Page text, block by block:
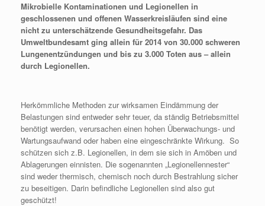
Mikrobielle Kontaminationen und Legionellen in
geschlossenen und offenen Wasserkreisläufen sind eine
nicht zu unterschätzende Gesundheitsgefahr. Das
Umweltbundesamt ging allein für 2014 von 30.000 schweren
Lungenentzündungen und bis zu 3.000 Toten aus – allein
durch Legionellen.
Herkömmliche Methoden zur wirksamen Eindämmung der
Belastungen sind entweder sehr teuer, da ständig Betriebsmittel
benötigt werden, verursachen einen hohen Überwachungs- und
Wartungsaufwand oder haben eine eingeschränkte Wirkung. So
schützen sich z.B. Legionellen, in dem sie sich in Amöben und
Ablagerungen einnisten. Die sogenannten „Legionellennester“
sind weder thermisch, chemisch noch durch Bestrahlung sicher
zu beseitigen. Darin befindliche Legionellen sind also gut
geschützt!